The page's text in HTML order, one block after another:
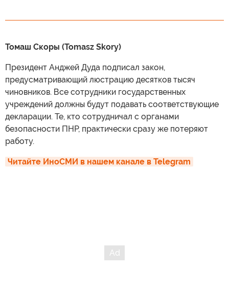
Томаш Скоры (Tomasz Skory)
Президент Анджей Дуда подписал закон,
предусматривающий люстрацию десятков тысяч
чиновников. Все сотрудники государственных
учреждений должны будут подавать соответствующие
декларации. Те, кто сотрудничал с органами
безопасности ПНР, практически сразу же потеряют
работу.
Читайте ИноСМИ в нашем канале в Telegram